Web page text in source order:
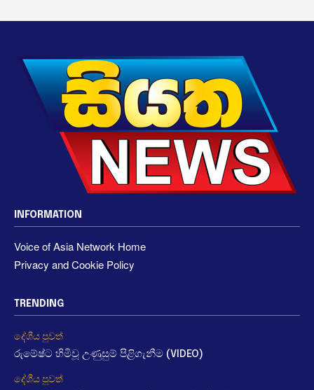
INFORMATION
Voice of Asia Network Home
Privacy and Cookie Policy
TRENDING
දේශීය පුවත්
රුමේෂ්ට හිමිවූ උණුසුම් පිළිගැනීම (VIDEO)
දේශීය පුවත්